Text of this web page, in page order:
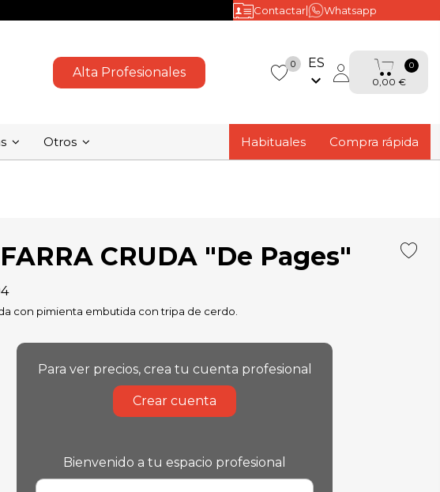
Contactar| Whatsapp
Alta Profesionales
0 ES
keyboard_arrow_down
0
0,00 €
Otros Habituales Compra rápida
CRUDA "De Pages"
con pimienta embutida con tripa de cerdo.
Para ver precios, crea tu cuenta profesional
Crear cuenta
Bienvenido a tu espacio profesional